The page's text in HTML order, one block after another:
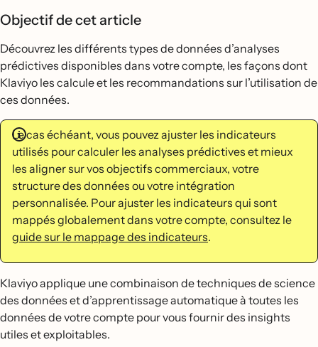
Objectif de cet article
Découvrez les différents types de données d’analyses
prédictives disponibles dans votre compte, les façons dont
Klaviyo les calcule et les recommandations sur l’utilisation de
ces données.
Le cas échéant, vous pouvez ajuster les indicateurs
utilisés pour calculer les analyses prédictives et mieux
les aligner sur vos objectifs commerciaux, votre
structure des données ou votre intégration
personnalisée. Pour ajuster les indicateurs qui sont
mappés globalement dans votre compte, consultez le
guide sur le mappage des indicateurs.
Klaviyo applique une combinaison de techniques de science
des données et d’apprentissage automatique à toutes les
données de votre compte pour vous fournir des insights
utiles et exploitables.